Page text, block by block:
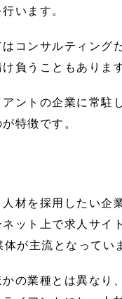
います。
コンサルティング
負うこともあります
ントの企業に常駐
特徴です。
材を採用したい企
ット上で求人サイ
が主流となってい
の業種とは異なり